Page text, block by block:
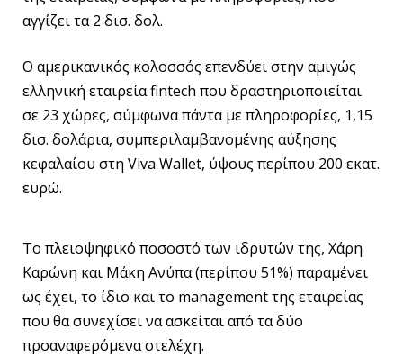
αγγίζει τα 2 δισ. δολ.
Ο αμερικανικός κολοσσός επενδύει στην αμιγώς
ελληνική εταιρεία fintech που δραστηριοποιείται
σε 23 χώρες, σύμφωνα πάντα με πληροφορίες, 1,15
δισ. δολάρια, συμπεριλαμβανομένης αύξησης
κεφαλαίου στη Viva Wallet, ύψους περίπου 200 εκατ.
ευρώ.
Το πλειοψηφικό ποσοστό των ιδρυτών της, Χάρη
Καρώνη και Μάκη Ανύπα (περίπου 51%) παραμένει
ως έχει, το ίδιο και το management της εταιρείας
που θα συνεχίσει να ασκείται από τα δύο
προαναφερόμενα στελέχη.